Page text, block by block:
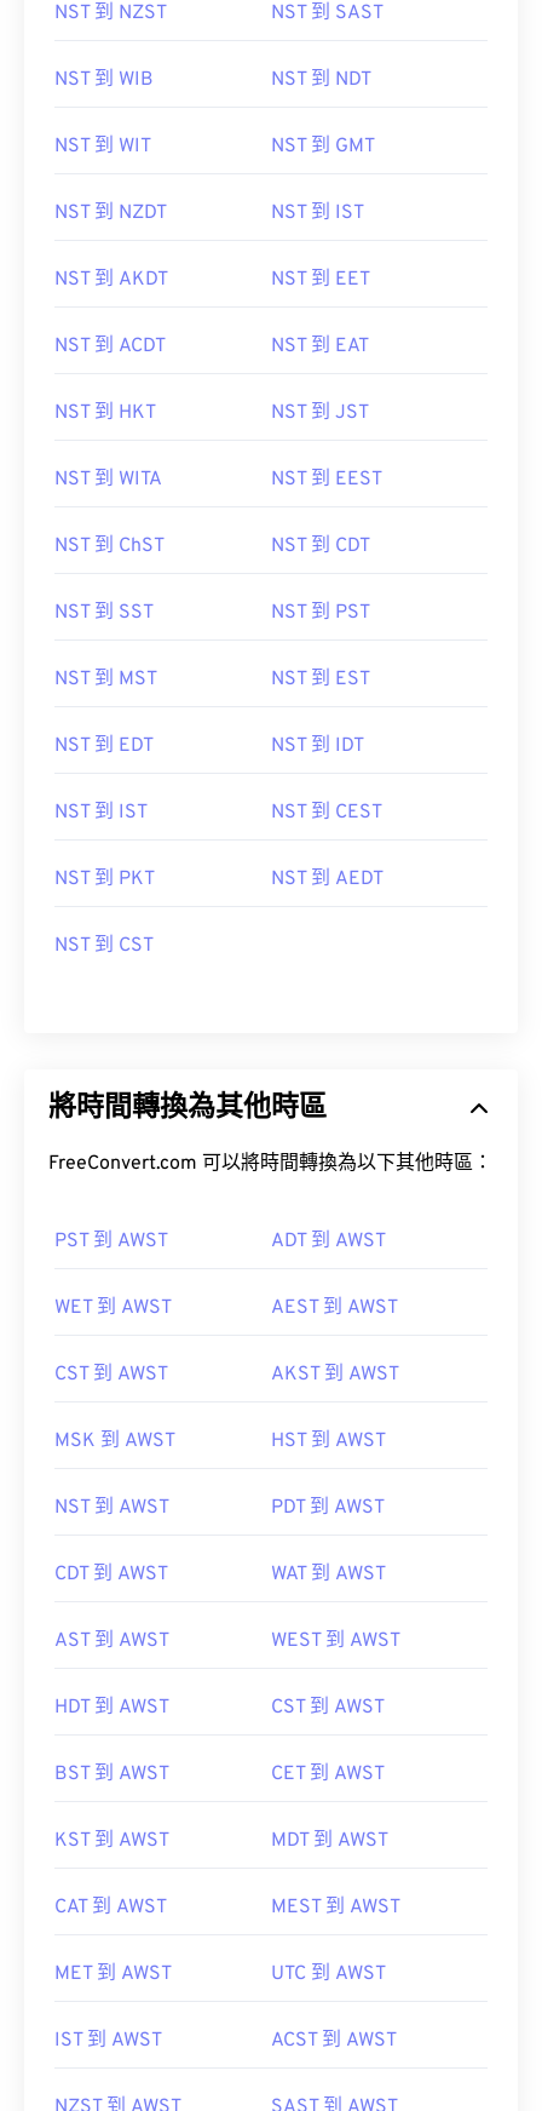
NST 到 NZST NST 到 SAST
NST 到 WIB NST 到 NDT
NST 到 WIT NST 到 GMT
NST 到 NZDT NST 到 IST
NST 到 AKDT NST 到 EET
NST 到 ACDT NST 到 EAT
NST 到 HKT NST 到 JST
NST 到 WITA NST 到 EEST
NST 到 ChST NST 到 CDT
NST 到 SST NST 到 PST
NST 到 MST NST 到 EST
NST 到 EDT NST 到 IDT
NST 到 IST NST 到 CEST
NST 到 PKT NST 到 AEDT
NST 到 CST
將時間轉換為其他時區
FreeConvert.com 可以將時間轉換為以下其他時區：
PST 到 AWST ADT 到 AWST
WET 到 AWST AEST 到 AWST
CST 到 AWST AKST 到 AWST
MSK 到 AWST HST 到 AWST
NST 到 AWST PDT 到 AWST
CDT 到 AWST WAT 到 AWST
AST 到 AWST WEST 到 AWST
HDT 到 AWST CST 到 AWST
BST 到 AWST CET 到 AWST
KST 到 AWST MDT 到 AWST
CAT 到 AWST MEST 到 AWST
MET 到 AWST UTC 到 AWST
IST 到 AWST ACST 到 AWST